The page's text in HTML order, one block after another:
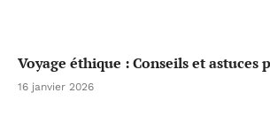
Voyage éthique : Conseils et
16 janvier 2026